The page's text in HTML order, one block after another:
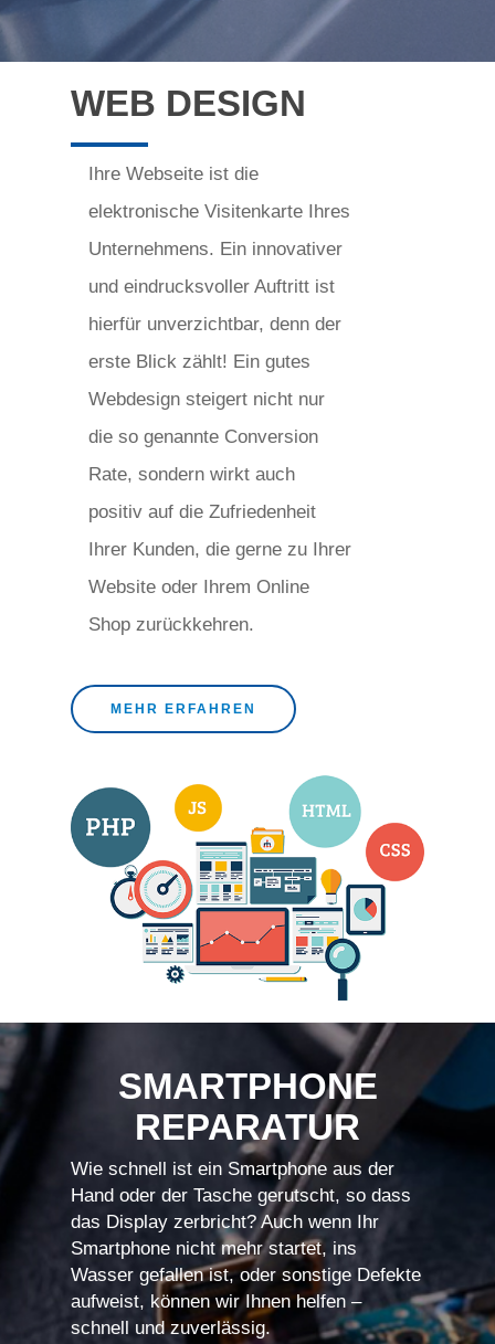
WEB DESIGN
Ihre Webseite ist die
elektronische Visitenkarte Ihres
Unternehmens. Ein innovativer
und eindrucksvoller Auftritt ist
hierfür unverzichtbar, denn der
erste Blick zählt! Ein gutes
Webdesign steigert nicht nur
die so genannte Conversion
Rate, sondern wirkt auch
positiv auf die Zufriedenheit
Ihrer Kunden, die gerne zu Ihrer
Website oder Ihrem Online
Shop zurückkehren.
MEHR ERFAHREN
SMARTPHONE
REPARATUR
Wie schnell ist ein Smartphone aus der
Hand oder der Tasche gerutscht, so dass
das Display zerbricht? Auch wenn Ihr
Smartphone nicht mehr startet, ins
Wasser gefallen ist, oder sonstige Defekte
aufweist, können wir Ihnen helfen –
schnell und zuverlässig.